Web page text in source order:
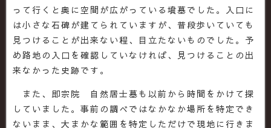
って行くと奥に空間が広がっている墳墓でした。入口に
は小さな石碑が建てられていますが、普段歩いていても
見つけることが出来ない程、目立たないものでした。予
め路地の入口を確認していなければ、見つけることの出
来なかった史跡です。
また、即宗院 自然居士墓も以前から時間をかけて探
していました。事前の調べではなかなか場所を特定でき
ないまま、大まかな範囲を特定しただけで現地に行きま